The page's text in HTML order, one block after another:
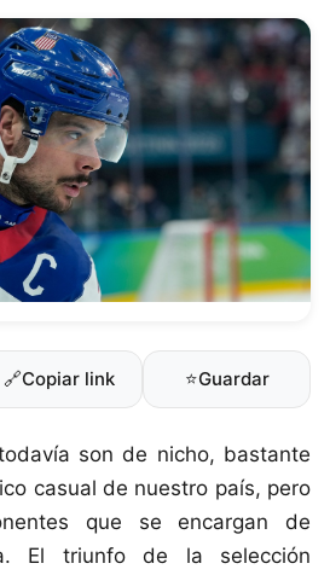
🔗Copiar link ⭐Guardar
son de nicho, bastante
casual de nuestro país, pero
que se encargan de
El triunfo de la selección